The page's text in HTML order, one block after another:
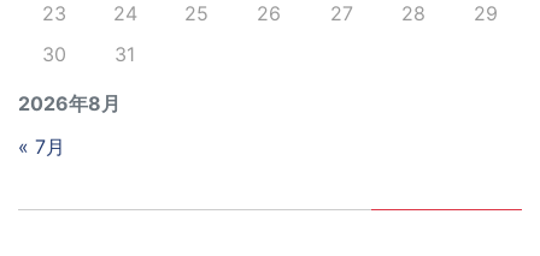
2026年8月
23
24 25 26 27 28
29
30
31
« 7月